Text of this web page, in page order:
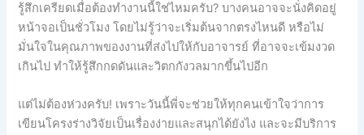
รู้สึกเครียดเมื่อต้องทำงานนี้ใช่ไหมครับ? บางคนอาจจะนั่งคิดอยู่
หน้าจอเป็นชั่วโมง โดยไม่รู้ว่าจะเริ่มต้นจากตรงไหนดี หรือไม่
มั่นใจในคุณภาพของงานที่ส่งไปให้กับอาจารย์ ที่อาจจะเข้มงวด
เกินไป ทำให้รู้สึกกดดันและวิตกกังวลมากขึ้นไปอีก
แต่ไม่ต้องห่วงครับ! เพราะวันนี้พี่จะช่วยให้ทุกคนเข้าใจว่าการ
เขียนโครงร่างวิจัยเป็นเรื่องง่ายและสนุกได้ยังไง และจะมีบริการ